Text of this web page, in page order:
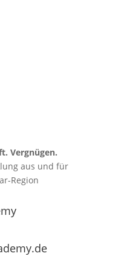
Vergnügen.
aus und für
Region